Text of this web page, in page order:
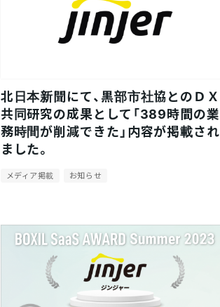
北日本新聞にて、黒部市社協とのＤＸ
共同研究の成果として「389時間の業
務時間が削減できた」内容が掲載され
ました。
メディア掲載 お知らせ